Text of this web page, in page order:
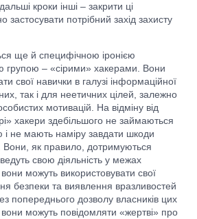
кроки інші – закрити ці
застосувати потрібний захід захисту
ще й специфічною іронією
групою – «сірими» хакерами. Вони
свої навички в галузі інформаційної
так і для неетичних цілей, залежно
мотивацій. На відміну від
хакери здебільшого не займаються
і не мають наміру завдати шкоди
як правило, дотримуються
свою діяльність у межах
можуть використовувати свої
безпеки та виявлення вразливостей
попереднього дозволу власників цих
можуть повідомляти «жертві» про